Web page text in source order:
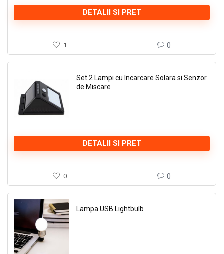
DETALII SI PRET
1 0
Set 2 Lampi cu Incarcare Solara si Senzor
de Miscare
DETALII SI PRET
0 0
Lampa USB Lightbulb